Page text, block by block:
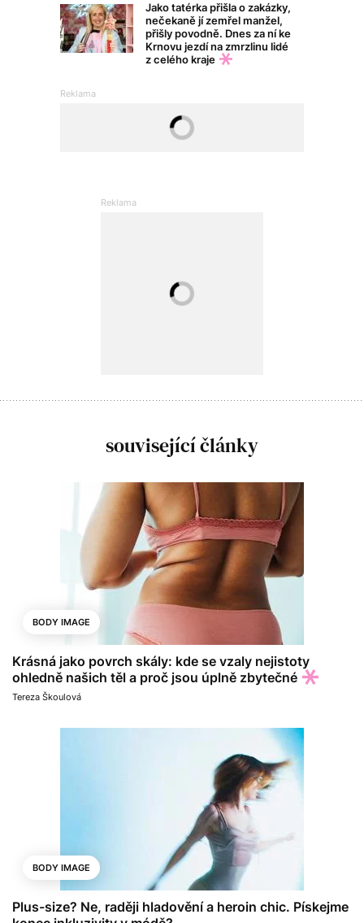
Jako tatérka přišla o zakázky,
nečekaně jí zemřel manžel,
přišly povodně. Dnes za ní ke
Krnovu jezdí na zmrzlinu lidé
z celého kraje
související články
BODY IMAGE
Krásná jako povrch skály: kde se vzaly nejistoty
ohledně našich těl a proč jsou úplně zbytečné
Tereza Škoulová
BODY IMAGE
Plus-size? Ne, raději hladovění a heroin chic. Pískejme